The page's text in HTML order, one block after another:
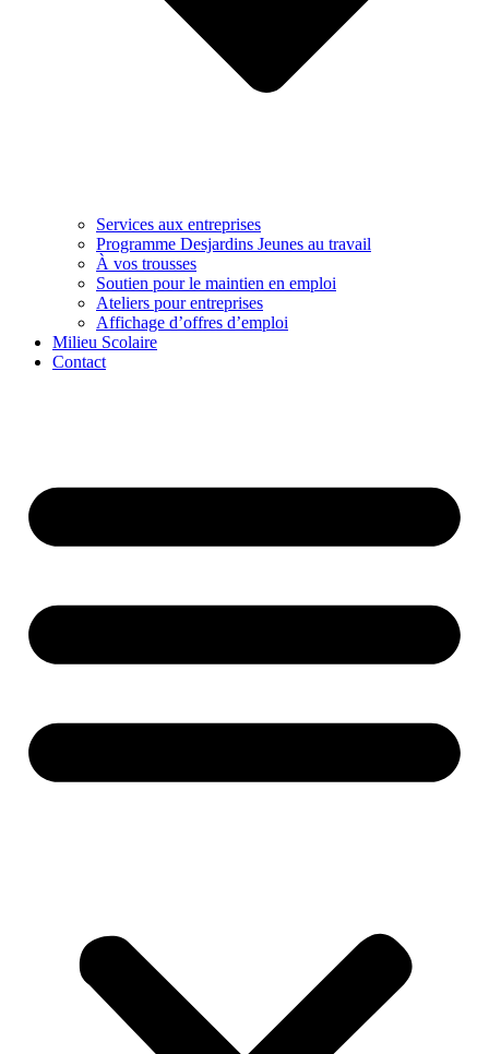
Services aux entreprises
Programme Desjardins Jeunes au travail
À vos trousses
Soutien pour le maintien en emploi
Ateliers pour entreprises
Affichage d’offres d’emploi
Milieu Scolaire
Contact